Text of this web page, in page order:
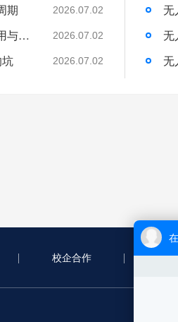
期 2026.07.02
无人机培训班一般学费多少？一文带你了解真实费用与选择技巧 2026.07.02
2026.07.02
无
无
无
校企合作 合